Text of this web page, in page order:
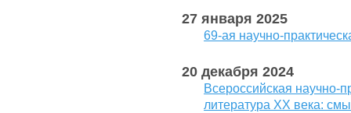
27 января 2025
69-ая научно-
20 декабря 2024
Всероссийская научно-
литература ХХ века: